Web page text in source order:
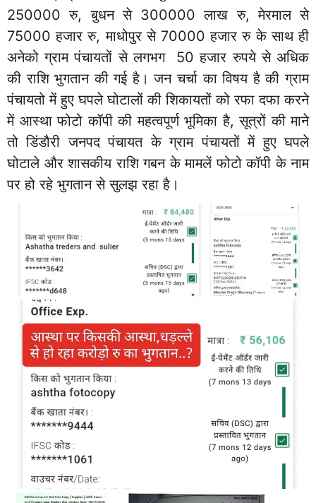
250000 रु, बुधन से 300000 लाख रु, मेरमाल से
75000 हजार रु, माधोपुर से 70000 हजार रु के साथ ही
अनेको ग्राम पंचायतों से लगभग 50 हजार रुपये से अधिक
की राशि भुगतान की गई है। जन चर्चा का विषय है की ग्राम
पंचायतो में हुए घपले घोटालों की शिकायतों को रफा दफा करने
में आस्था फोटो कॉपी की महत्वपूर्ण भूमिका है, सूत्रों की माने
तो डिंडौरी जनपद पंचायत के ग्राम पंचायतों में हुए घपले
घोटाले और शासकीय राशि गबन के मामलें फोटो कॉपी के नाम
पर हो रहे भुगतान से सुलझ रहा है।